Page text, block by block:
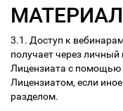
3.1. Доступ к
получает через личный
Лицензиата с помощью
Лицензиатом, если
разделом.